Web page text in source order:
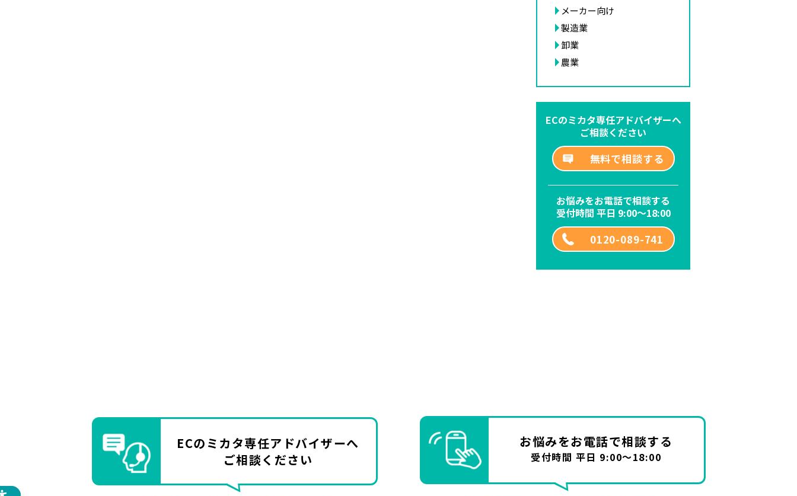
メーカー向け
製造業
卸業
農業
ECのミカタ専任アドバイザーへ
ご相談ください
無料で相談する
お悩みをお電話で相談する
受付時間 平日 9:00～18:00
0120-089-741
ECのミカタ専任アドバイザーへ
ご相談ください
お悩みをお電話で相談する
受付時間 平日 9:00～18:00